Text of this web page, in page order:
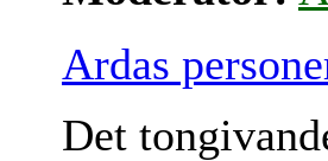
Ardas
Det